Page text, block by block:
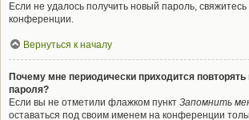
Если не удалось получить новый пароль,
конференции.
Вернуться к началу
Почему мне периодически приходится
пароля?
Если вы не отметили флажком пункт Запомнить
оставаться под своим именем на конференции